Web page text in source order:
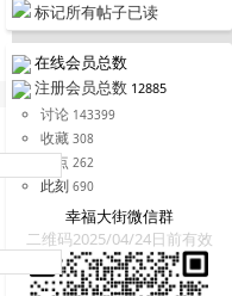
标记所有帖子已读
在线会员总数
注册会员总数 12885
讨论 143399
收藏 308
据点 262
此刻 690
幸福大街微信群
二维码2025/04/24日前有效